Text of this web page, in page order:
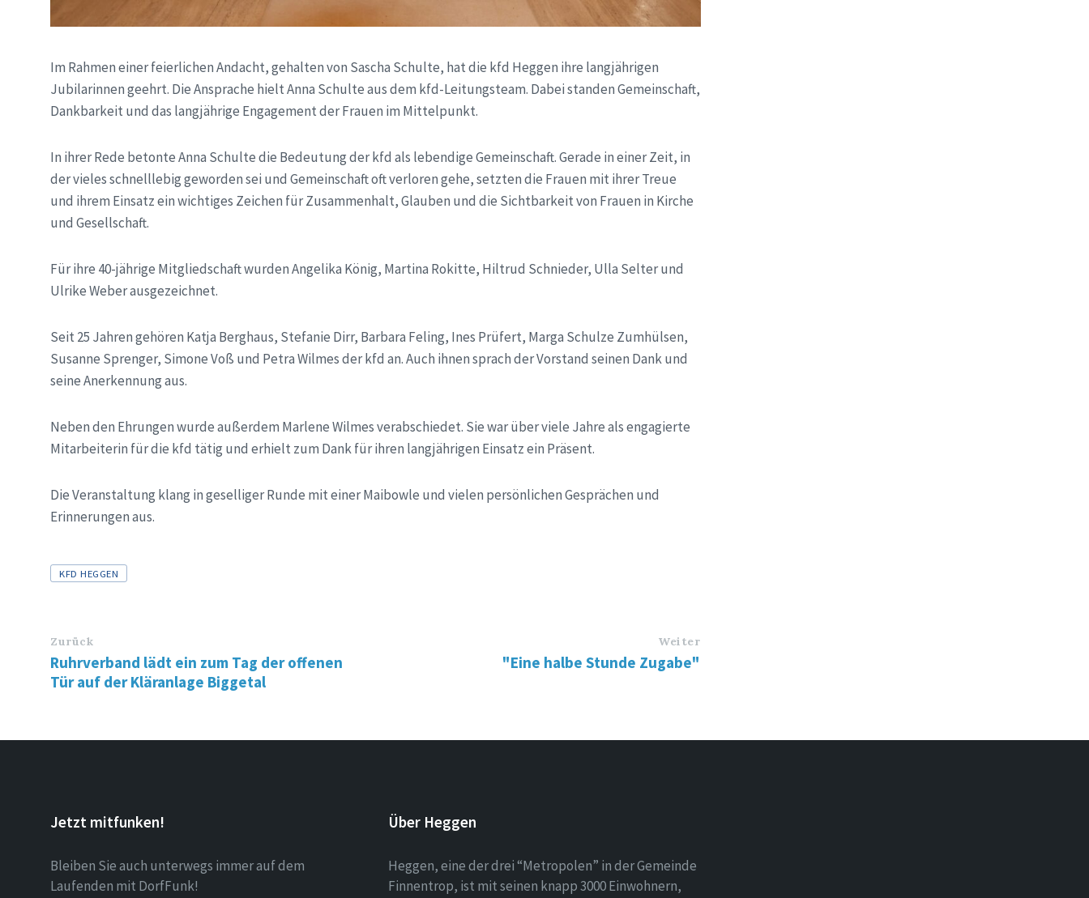
Im Rahmen einer feierlichen Andacht, gehalten von Sascha Schulte, hat die kfd Heggen ihre langjährigen
Jubilarinnen geehrt. Die Ansprache hielt Anna Schulte aus dem kfd-Leitungsteam. Dabei standen Gemeinschaft,
Dankbarkeit und das langjährige Engagement der Frauen im Mittelpunkt.
In ihrer Rede betonte Anna Schulte die Bedeutung der kfd als lebendige Gemeinschaft. Gerade in einer Zeit, in
der vieles schnelllebig geworden sei und Gemeinschaft oft verloren gehe, setzten die Frauen mit ihrer Treue
und ihrem Einsatz ein wichtiges Zeichen für Zusammenhalt, Glauben und die Sichtbarkeit von Frauen in Kirche
und Gesellschaft.
Für ihre 40-jährige Mitgliedschaft wurden Angelika König, Martina Rokitte, Hiltrud Schnieder, Ulla Selter und
Ulrike Weber ausgezeichnet.
Seit 25 Jahren gehören Katja Berghaus, Stefanie Dirr, Barbara Feling, Ines Prüfert, Marga Schulze Zumhülsen,
Susanne Sprenger, Simone Voß und Petra Wilmes der kfd an. Auch ihnen sprach der Vorstand seinen Dank und
seine Anerkennung aus.
Neben den Ehrungen wurde außerdem Marlene Wilmes verabschiedet. Sie war über viele Jahre als engagierte
Mitarbeiterin für die kfd tätig und erhielt zum Dank für ihren langjährigen Einsatz ein Präsent.
Die Veranstaltung klang in geselliger Runde mit einer Maibowle und vielen persönlichen Gesprächen und
Erinnerungen aus.
Tags
KFD HEGGEN
Zurück
Ruhrverband lädt ein zum Tag der offenen
Tür auf der Kläranlage Biggetal
Weiter
"Eine halbe Stunde Zugabe"
Jetzt mitfunken!
Bleiben Sie auch unterwegs immer auf dem
Laufenden mit DorfFunk!
Über Heggen
Heggen, eine der drei “Metropolen” in der Gemeinde
Finnentrop, ist mit seinen knapp 3000 Einwohnern,